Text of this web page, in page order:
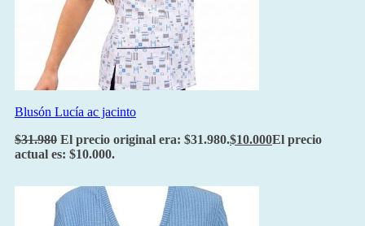
Blusón Lucía ac jacinto
$31.980 El precio original era: $31.980.$10.000El precio
actual es: $10.000.